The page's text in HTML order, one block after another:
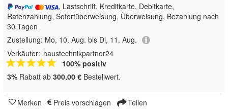
, Lastschrift, Kreditkarte, Debitkarte,
Ratenzahlung, Sofortüberweisung, Überweisung, Bezahlung nach
30 Tagen
Zustellung: Mo, 10. Aug. bis Di, 11. Aug.
Verkäufer: haustechnikpartner24
100% positiv
3% Rabatt ab 300,00 € Bestellwert.
Merken Preis vorschlagen Teilen